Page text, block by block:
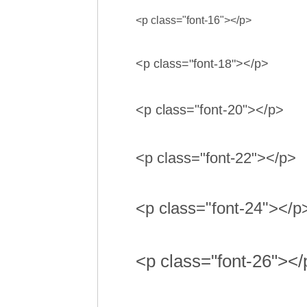
<p class="font-16"></p>
<p class="font-18"></p>
<p class="font-20"></p>
<p class="font-22"></p>
<p class="font-24"></
<p class="font-26"></